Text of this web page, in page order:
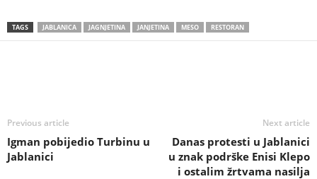
TAGS JABLANICA JAGNJETINA JANJETINA MESO RESTORAN
Previous article
Igman pobijedio Turbinu u
Jablanici
Next article
Danas protesti u Jablanici
u znak podrške Enisi Klepo
i ostalim žrtvama nasilja